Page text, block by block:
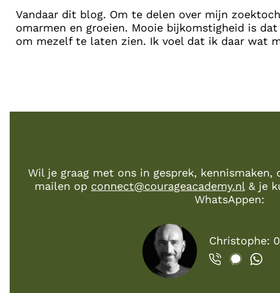
Vandaar dit blog. Om te delen over mijn
omarmen en groeien. Mooie bijkomstigheid is
om mezelf te laten zien. Ik voel dat ik daar wat
Wil je graag met ons in gesprek, kennismaken,
mailen op connect@courageacademy.nl & je
WhatsAppen:
Christophe: